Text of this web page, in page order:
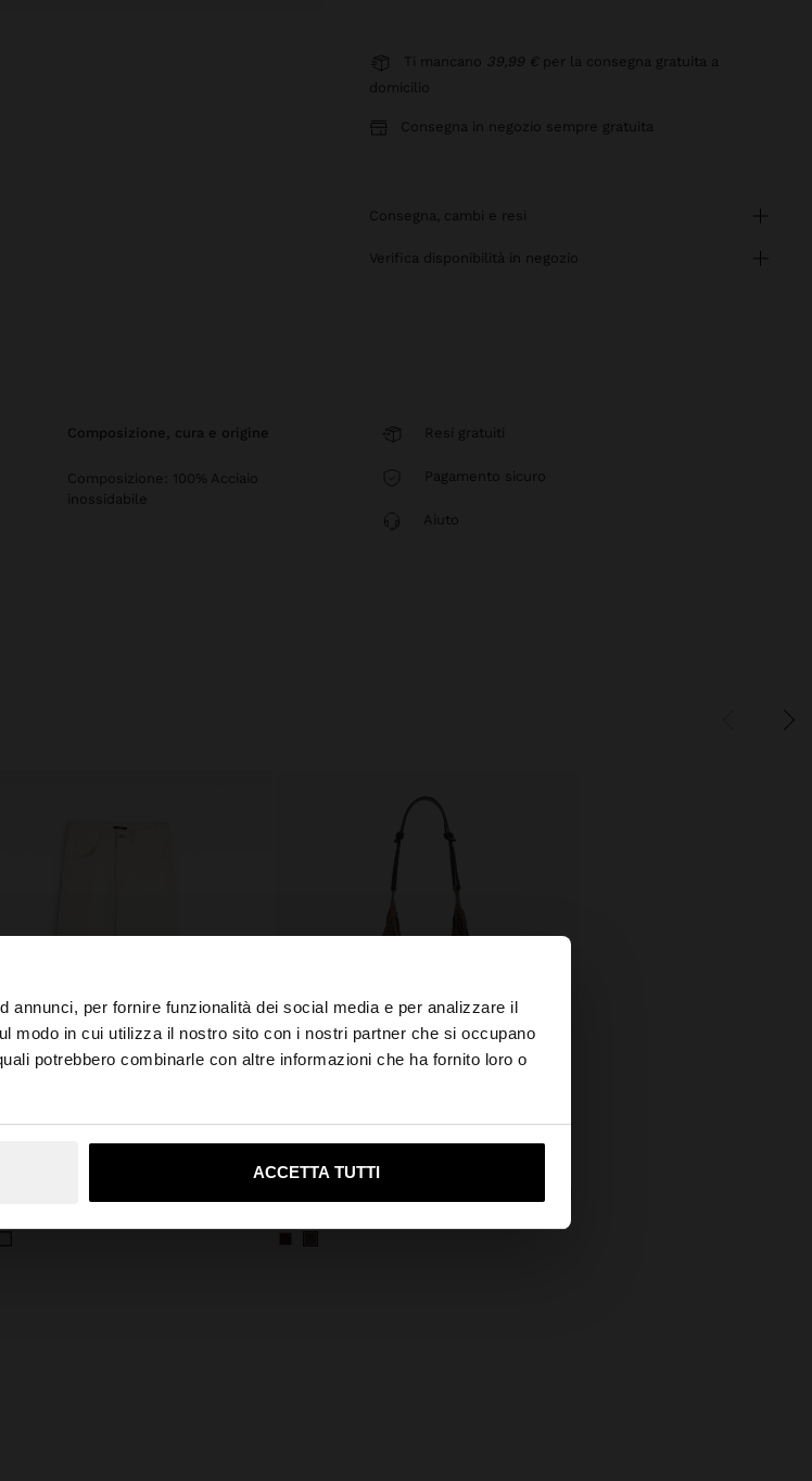
annunci, per fornire funzionalità dei social media e per analizzare il
modo in cui utilizza il nostro sito con i nostri partner che si occupano
potrebbero combinarle con altre informazioni che ha fornito loro o
ACCETTA TUTTI
×
sul nostro sito United States?
No, resta in Italia Sì, portami su United States
Ti mancano 39,99 € per la consegna gratuita a
domicilio
Consegna in negozio sempre gratuita
consegna, cambi e resi
verifica disponibilità in negozio
composizione, cura e origine
Composizione: 100% Acciaio
inossidabile
Resi gratuiti
Pagamento sicuro
Aiuto
+
100% COTONE
BORSA A SPALLA DI PELLE CON FRANGE